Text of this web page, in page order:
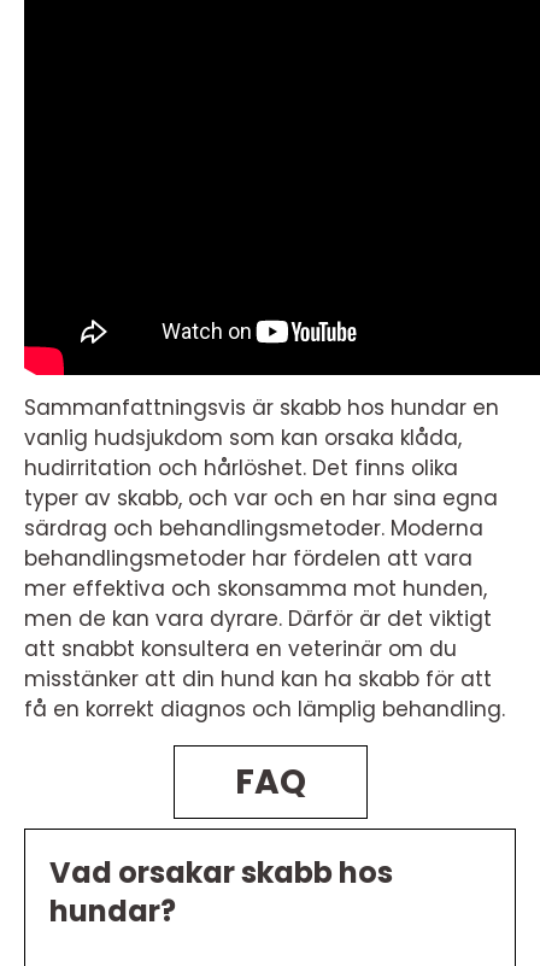
Sammanfattningsvis är skabb hos hundar en
vanlig hudsjukdom som kan orsaka klåda,
hudirritation och hårlöshet. Det finns olika
typer av skabb, och var och en har sina egna
särdrag och behandlingsmetoder. Moderna
behandlingsmetoder har fördelen att vara
mer effektiva och skonsamma mot hunden,
men de kan vara dyrare. Därför är det viktigt
att snabbt konsultera en veterinär om du
misstänker att din hund kan ha skabb för att
få en korrekt diagnos och lämplig behandling.
FAQ
Vad orsakar skabb hos
hundar?